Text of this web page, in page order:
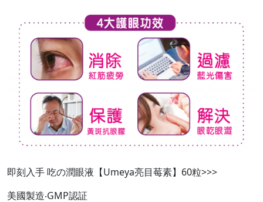
即刻入手 吃の潤眼液【Umeya亮目莓素】60粒>>>
美國製造‧GMP認証